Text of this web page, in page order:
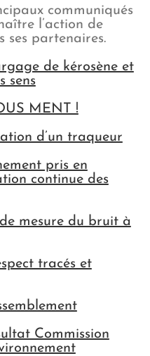
communiqués
l’action de
ses partenaires.
de kérosène et
sens
MENT !
d’un traqueur
pris en
continue des
mesure du bruit à
tracés et
Commission